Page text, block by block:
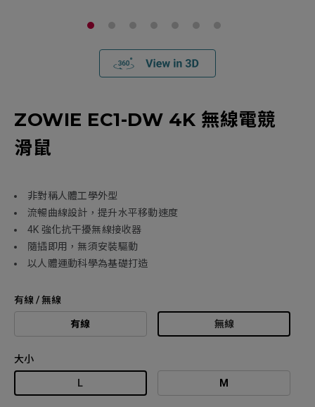
ZOWIE EC1-DW 4K 無線電競
滑鼠
非對稱人體工學外型
流暢曲線設計，提升水平移動速度
4K 強化抗干擾無線接收器
隨插即用，無須安裝驅動
以人體運動科學為基礎打造
有線 / 無線
有線 無線
大小
L M